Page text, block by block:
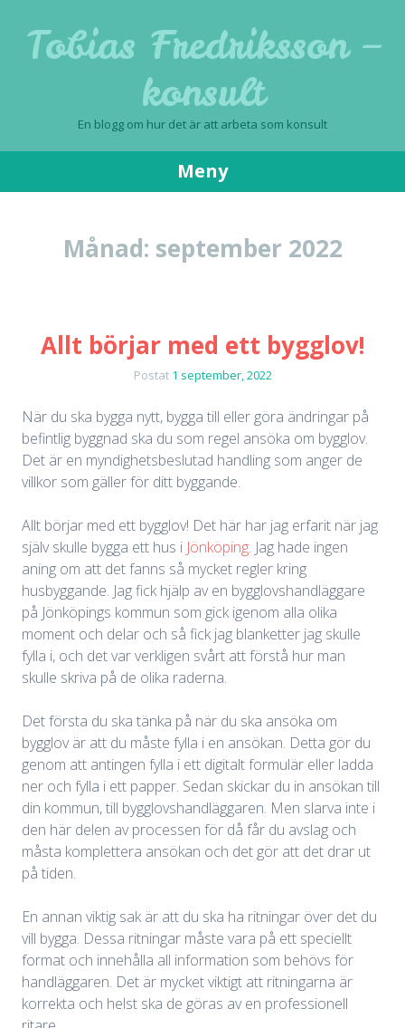
Tobias Fredriksson –
konsult
En blogg om hur det är att arbeta som konsult
Meny
Månad: september 2022
Allt börjar med ett bygglov!
Postat 1 september, 2022
När du ska bygga nytt, bygga till eller göra ändringar på
befintlig byggnad ska du som regel ansöka om bygglov.
Det är en myndighetsbeslutad handling som anger de
villkor som gäller för ditt byggande.
Allt börjar med ett bygglov! Det här har jag erfarit när jag
själv skulle bygga ett hus i Jönköping. Jag hade ingen
aning om att det fanns så mycket regler kring
husbyggande. Jag fick hjälp av en bygglovshandläggare
på Jönköpings kommun som gick igenom alla olika
moment och delar och så fick jag blanketter jag skulle
fylla i, och det var verkligen svårt att förstå hur man
skulle skriva på de olika raderna.
Det första du ska tänka på när du ska ansöka om
bygglov är att du måste fylla i en ansökan. Detta gör du
genom att antingen fylla i ett digitalt formulär eller ladda
ner och fylla i ett papper. Sedan skickar du in ansökan till
din kommun, till bygglovshandläggaren. Men slarva inte i
den här delen av processen för då får du avslag och
måsta komplettera ansökan och det gör att det drar ut
på tiden.
En annan viktig sak är att du ska ha ritningar över det du
vill bygga. Dessa ritningar måste vara på ett speciellt
format och innehålla all information som behövs för
handläggaren. Det är mycket viktigt att ritningarna är
korrekta och helst ska de göras av en professionell